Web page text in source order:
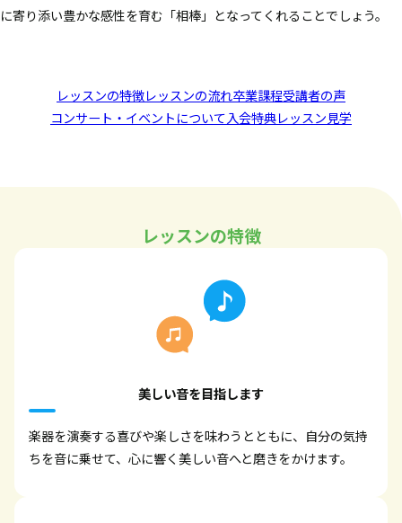
に寄り添い豊かな感性を育む「相棒」となってくれることでしょう。
レッスンの特徴レッスンの流れ卒業課程受講者の声
コンサート・イベントについて入会特典レッスン見学
レッスンの特徴
美しい音を目指します
楽器を演奏する喜びや楽しさを味わうとともに、自分の気持
ちを音に乗せて、心に響く美しい音へと磨きをかけます。